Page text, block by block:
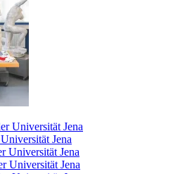
Universität Jena
Jena
Universität Jena
Universität Jena